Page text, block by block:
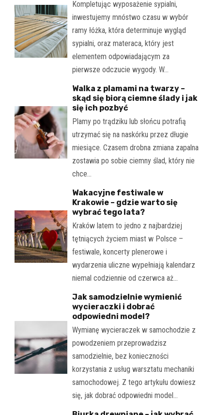
Kompletując wyposażenie sypialni,
inwestujemy mnóstwo czasu w wybór
ramy łóżka, która determinuje wygląd
sypialni, oraz materaca, który jest
elementem odpowiadającym za
pierwsze odczucie wygody. W…
Walka z plamami na twarzy –
skąd się biorą ciemne ślady i jak
się ich pozbyć
Plamy po trądziku lub słońcu potrafią
utrzymać się na naskórku przez długie
miesiące. Czasem drobna zmiana zapalna
zostawia po sobie ciemny ślad, który nie
chce…
Wakacyjne festiwale w
Krakowie – gdzie warto się
wybrać tego lata?
Kraków latem to jedno z najbardziej
tętniących życiem miast w Polsce –
festiwale, koncerty plenerowe i
wydarzenia uliczne wypełniają kalendarz
niemal codziennie od czerwca aż…
Jak samodzielnie wymienić
wycieraczki i dobrać
odpowiedni model?
Wymianę wycieraczek w samochodzie z
powodzeniem przeprowadzisz
samodzielnie, bez konieczności
korzystania z usług warsztatu mechaniki
samochodowej. Z tego artykułu dowiesz
się, jak dobrać odpowiedni model…